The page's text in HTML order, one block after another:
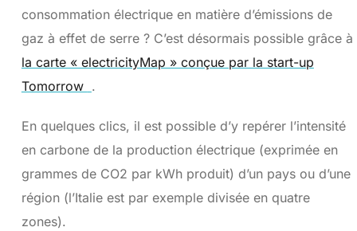
consommation électrique en matière d’émissions de
gaz à effet de serre ? C’est désormais possible grâce à
la carte « electricityMap » conçue par la start-up
Tomorrow .
En quelques clics, il est possible d’y repérer l’intensité
en carbone de la production électrique (exprimée en
grammes de CO2 par kWh produit) d’un pays ou d’une
région (l’Italie est par exemple divisée en quatre
zones).